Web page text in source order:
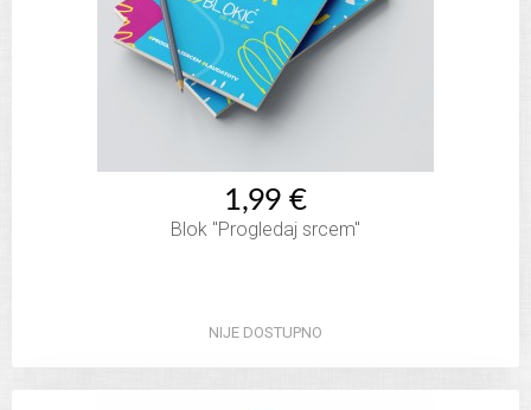
1,99 €
Blok "Progledaj srcem"
NIJE DOSTUPNO